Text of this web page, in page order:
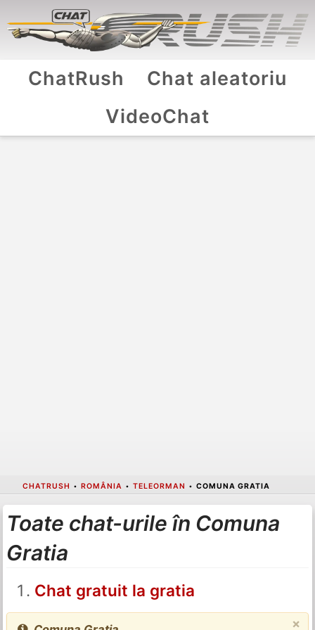
ChatRush
Chat aleatoriu
VideoChat
CHATRUSH • ROMÂNIA • TELEORMAN • COMUNA GRATIA
Toate chat-urile în Comuna
Gratia
Chat gratuit la gratia
×